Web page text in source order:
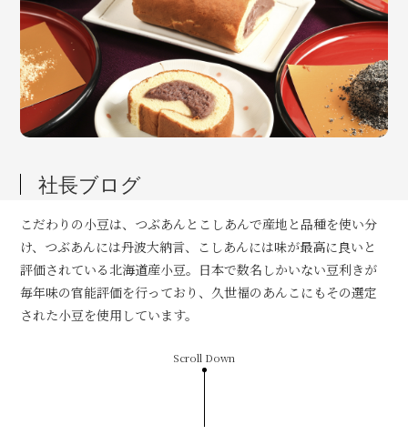
社長ブログ
こだわりの小豆は、つぶあんとこしあんで産地と品種を使い分
け、つぶあんには丹波大納言、こしあんには味が最高に良いと
評価されている北海道産小豆。日本で数名しかいない豆利きが
毎年味の官能評価を行っており、久世福のあんこにもその選定
された小豆を使用しています。
Scroll Down